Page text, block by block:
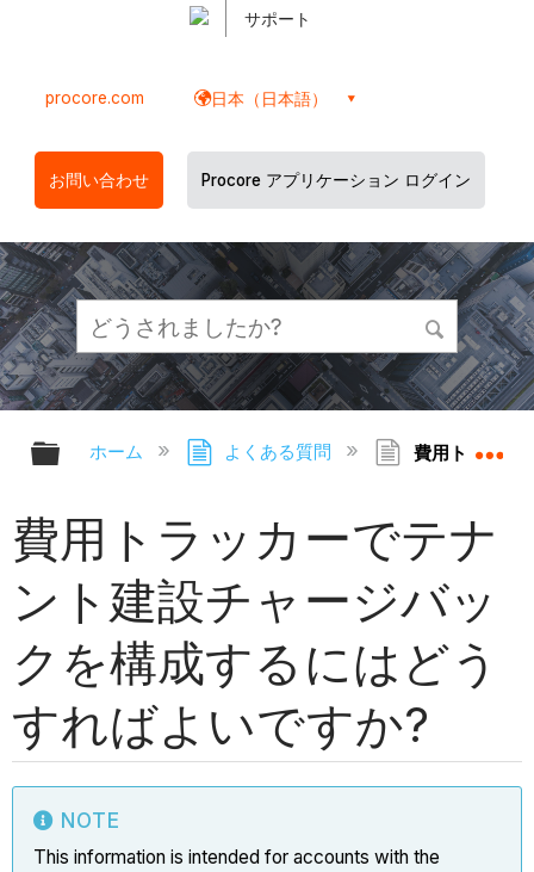
サポート
procore.com 日本（日本語）
お問い合わせ Procore アプリケーション ログイン
グローバル階層を展開/折りたたむ
ホーム よくある質問 費用トラッカ
費用トラッカーでテナ
ント建設チャージバッ
クを構成するにはどう
すればよいですか?
NOTE
This information is intended for accounts with the